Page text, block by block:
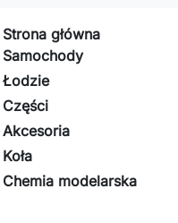
Strona główna
Samochody
Łodzie
Części
Akcesoria
Koła
Chemia modelarska